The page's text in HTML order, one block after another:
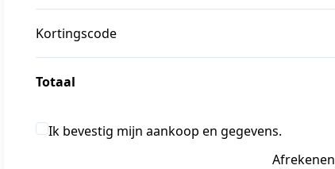
Kortingscode
Totaal
Ik bevestig mijn aankoop en gegevens.
Afrekenen